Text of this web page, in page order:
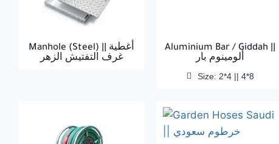
Manhole (Steel) || أغطية
غرف التفتيش الزهر
Aluminium Bar / Giddah ||
ألومينوم بار
Size: 2*4 || 4*8